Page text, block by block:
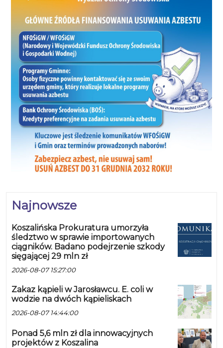
Najnowsze
Koszalińska Prokuratura umorzyła
śledztwo w sprawie importowanych
ciągników. Badano podejrzenie szkody
sięgającej 29 mln zł
2026-08-07 15:27:00
Zakaz kąpieli w Jarosławcu. E. coli w
wodzie na dwóch kąpieliskach
2026-08-07 14:44:00
Ponad 5,6 mln zł dla innowacyjnych
projektów z Koszalina